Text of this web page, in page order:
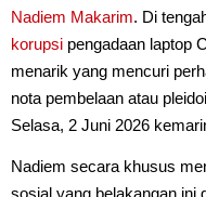
Nadiem Makarim. Di
korupsi pengadaan laptop
menarik yang mencuri
nota pembelaan atau
Selasa, 2 Juni 2026
Nadiem secara khusus
sosial yang belakangan ini